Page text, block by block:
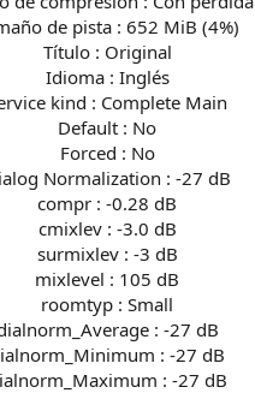
de pista : 652 MiB (4%)
Título : Original
Idioma : Inglés
kind : Complete Main
Default : No
Forced : No
Normalization : -27 dB
compr : -0.28 dB
cmixlev : -3.0 dB
surmixlev : -3 dB
mixlevel : 105 dB
roomtyp : Small
: -27 dB
: -27 dB
: -27 dB